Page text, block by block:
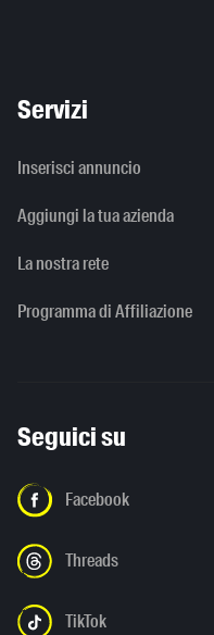
Servizi
Inserisci annuncio
Aggiungi la tua azienda
La nostra rete
Programma di Affiliazione
Seguici su
Facebook
Threads
TikTok